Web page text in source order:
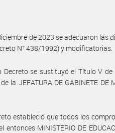
de 2023 se adecuaron las
N° 438/1992) y modificatorias.
se sustituyó el Título V de
la JEFATURA DE GABINETE DE
estableció que todos los
MINISTERIO DE